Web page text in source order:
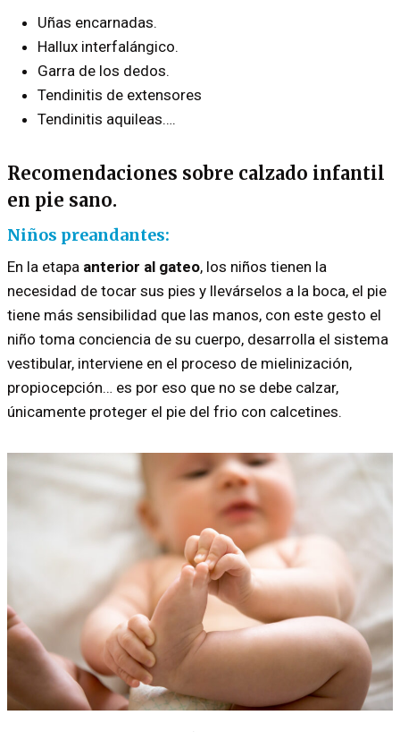
Uñas encarnadas.
Hallux interfalángico.
Garra de los dedos.
Tendinitis de extensores
Tendinitis aquileas….
Recomendaciones sobre calzado infantil
en pie sano.
Niños preandantes:
En la etapa anterior al gateo, los niños tienen la
necesidad de tocar sus pies y llevárselos a la boca, el pie
tiene más sensibilidad que las manos, con este gesto el
niño toma conciencia de su cuerpo, desarrolla el sistema
vestibular, interviene en el proceso de mielinización,
propiocepción… es por eso que no se debe calzar,
únicamente proteger el pie del frio con calcetines.